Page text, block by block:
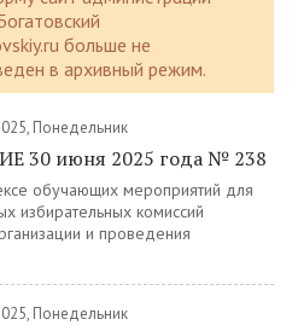
больше не
в архивный режим.
Понедельник
30 июня 2025 года № 238
обучающих мероприятий для
избирательных комиссий
и проведения
Понедельник